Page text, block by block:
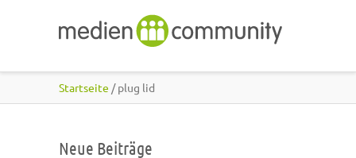
Startseite / plug lid
Neue Beiträge